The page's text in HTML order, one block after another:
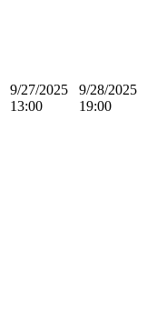
9/27/2025
13:00
9/28/2025
19:00